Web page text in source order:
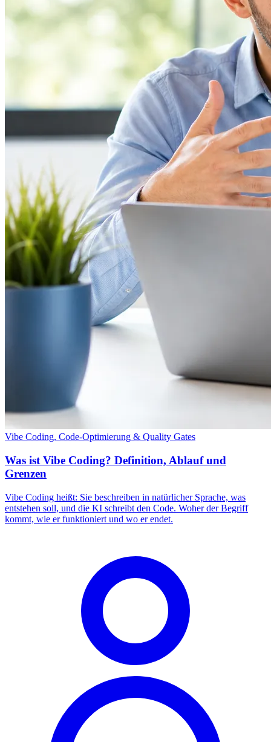
Vibe Coding, Code-Optimierung & Quality Gates
Was ist Vibe Coding? Definition, Ablauf und
Grenzen
Vibe Coding heißt: Sie beschreiben in natürlicher Sprache, was
entstehen soll, und die KI schreibt den Code. Woher der Begriff
kommt, wie er funktioniert und wo er endet.